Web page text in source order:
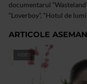
documentarul
“Loverboy”, “Hotul de
ARTICOLE
VIDEO